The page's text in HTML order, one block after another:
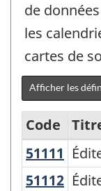
de
les
cartes de
Afficher les
Variante
du
Code
51111
51112